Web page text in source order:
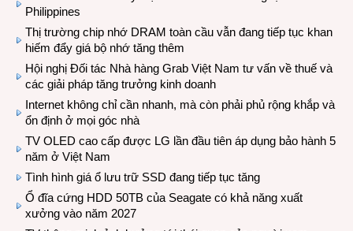
Philippines
Thị trường chip nhớ DRAM toàn cầu vẫn đang tiếp tục khan
hiếm đẩy giá bộ nhớ tăng thêm
Hội nghị Đối tác Nhà hàng Grab Việt Nam tư vấn về thuế và
các giải pháp tăng trưởng kinh doanh
Internet không chỉ cần nhanh, mà còn phải phủ rộng khắp và
ổn định ở mọi góc nhà
TV OLED cao cấp được LG lần đầu tiên áp dụng bảo hành 5
năm ở Việt Nam
Tình hình giá ổ lưu trữ SSD đang tiếp tục tăng
Ổ đĩa cứng HDD 50TB của Seagate có khả năng xuất
xưởng vào năm 2027